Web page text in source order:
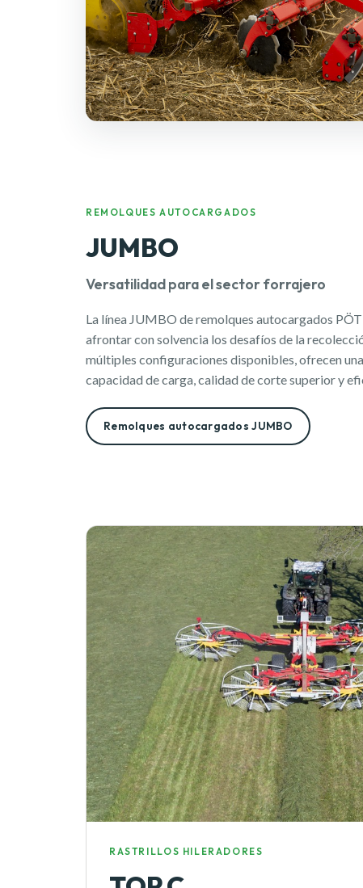
REMOLQUES AUTOCARGADOS
JUMBO
Versatilidad para el sector forrajero
La línea JUMBO de remolques autocargados
afrontar con solvencia los desafíos de la
múltiples configuraciones disponibles, ofrecen
capacidad de carga, calidad de corte superior y
Remolques autocargados JUMBO
RASTRILLOS HILERADORES